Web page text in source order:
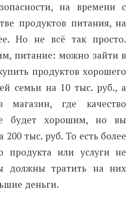
на времени с
продуктов питания, на
Но не всё так просто.
питание: можно зайти в
продуктов хорошего
семьи на 10 тыс. руб., а
где качество
будет хорошим, но вы
200 тыс. руб. То есть более
продукта или услуги не
должны тратить на них
деньги.